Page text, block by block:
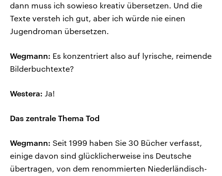
dann muss ich sowieso kreativ übersetzen. Und die
Texte versteh ich gut, aber ich würde nie einen
Jugendroman übersetzen.
Wegmann: Es konzentriert also auf lyrische, reimende
Bilderbuchtexte?
Westera: Ja!
Das zentrale Thema Tod
Wegmann: Seit 1999 haben Sie 30 Bücher verfasst,
einige davon sind glücklicherweise ins Deutsche
übertragen, von dem renommierten Niederländisch-